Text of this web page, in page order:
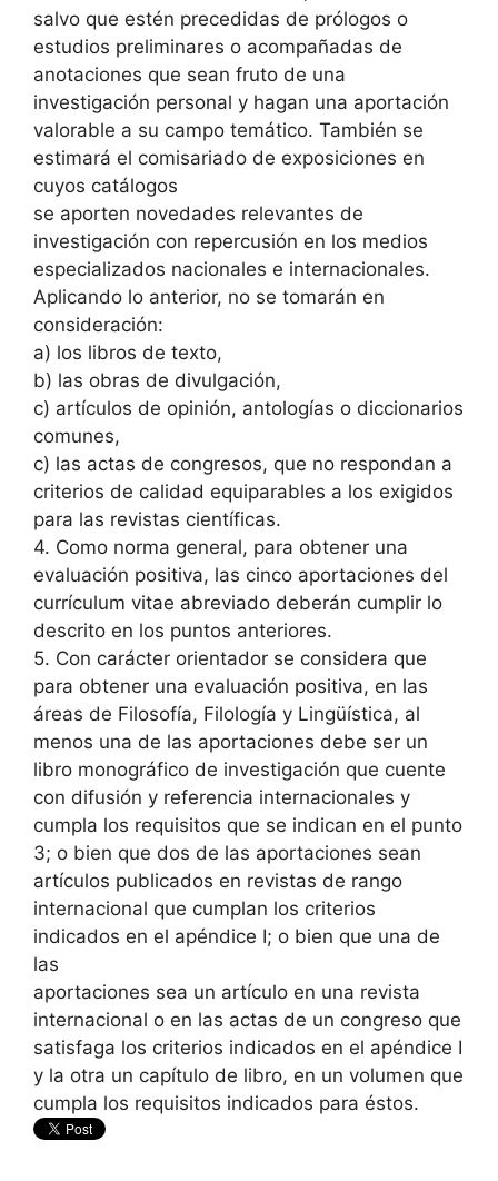
salvo que estén precedidas de prólogos o
estudios preliminares o acompañadas de
anotaciones que sean fruto de una
investigación personal y hagan una aportación
valorable a su campo temático. También se
estimará el comisariado de exposiciones en
cuyos catálogos
se aporten novedades relevantes de
investigación con repercusión en los medios
especializados nacionales e internacionales.
Aplicando lo anterior, no se tomarán en
consideración:
a) los libros de texto,
b) las obras de divulgación,
c) artículos de opinión, antologías o diccionarios
comunes,
c) las actas de congresos, que no respondan a
criterios de calidad equiparables a los exigidos
para las revistas científicas.
4. Como norma general, para obtener una
evaluación positiva, las cinco aportaciones del
currículum vitae abreviado deberán cumplir lo
descrito en los puntos anteriores.
5. Con carácter orientador se considera que
para obtener una evaluación positiva, en las
áreas de Filosofía, Filología y Lingüística, al
menos una de las aportaciones debe ser un
libro monográfico de investigación que cuente
con difusión y referencia internacionales y
cumpla los requisitos que se indican en el punto
3; o bien que dos de las aportaciones sean
artículos publicados en revistas de rango
internacional que cumplan los criterios
indicados en el apéndice I; o bien que una de
las
aportaciones sea un artículo en una revista
internacional o en las actas de un congreso que
satisfaga los criterios indicados en el apéndice I
y la otra un capítulo de libro, en un volumen que
cumpla los requisitos indicados para éstos.